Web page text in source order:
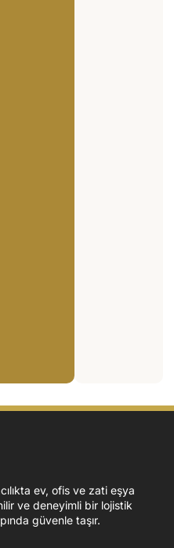
ev, ofis ve zati eşya
ve deneyimli bir lojistik
güvenle taşır.